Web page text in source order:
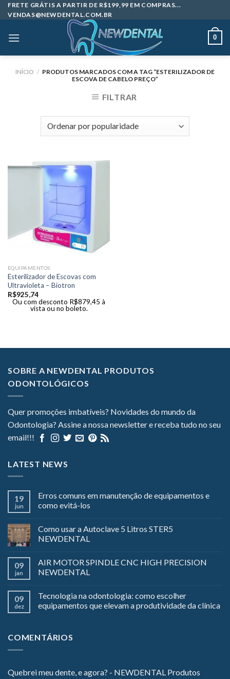
Skip
to
FRETE GRÁTIS A PARTIR DE R$199,99 EM COMPRAS...
VENDAS@NEWDENTAL.COM.BR
0
INÍCIO / PRODUTOS MARCADOS COM A TAG “ESTERILIZADOR DE
ESCOVA DE CABELO PREÇO”
FILTRAR
EQUIPAMENTOS
Esterilizador de Escovas com
Ultravioleta – Biotron
R$925,74
Ou com desconto R$879,45 à
vista ou no boleto.
SOBRE A NEWDENTAL PRODUTOS
ODONTOLÓGICOS
Quer promoções imbatíveis? Novidades do mundo da
Odontologia? Assine a nossa newsletter e receba tudo no seu
email!!!
LATEST NEWS
19
jun
Erros comuns em manutenção de equipamentos e
como evitá-los
Como usar a Autoclave 5 Litros STER5
NEWDENTAL
09
jan
AIR MOTOR SPINDLE CNC HIGH PRECISION
NEWDENTAL
09
dez
Tecnologia na odontologia: como escolher
equipamentos que elevam a produtividade da clínica
COMENTÁRIOS
Quebrei meu dente, e agora? - NEWDENTAL Produtos